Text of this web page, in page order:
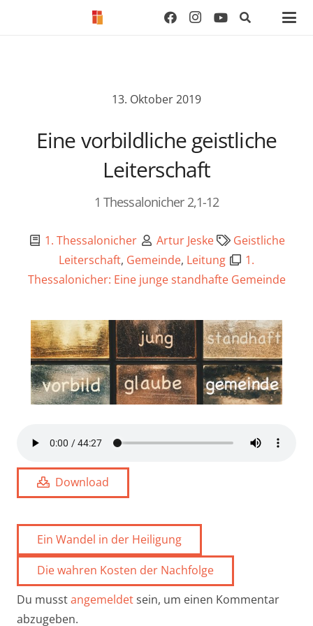
13. Oktober 2019
Eine vorbildliche geistliche
Leiterschaft
1 Thessalonicher 2,1-12
1. Thessalonicher Artur Jeske
Geistliche
Leiterschaft, Gemeinde, Leitung
1.
Thessalonicher: Eine junge standhafte Gemeinde
Download
Ein Wandel in der Heiligung
Die wahren Kosten der Nachfolge
Du musstangemeldetsein, um einen Kommentar
abzugeben.